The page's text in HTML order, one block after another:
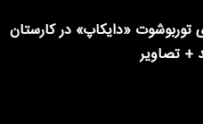
توربوشوت «دایکاپ» در کارستان
+ تصاویر